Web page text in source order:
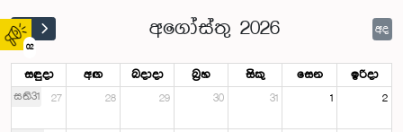
02
අගෝස්තු 2026 අද
සඳුදා අඟ බදාදා බ්‍රහ සිකු සෙන ඉරිදා
සති31 27 28 29 30 31 1 2